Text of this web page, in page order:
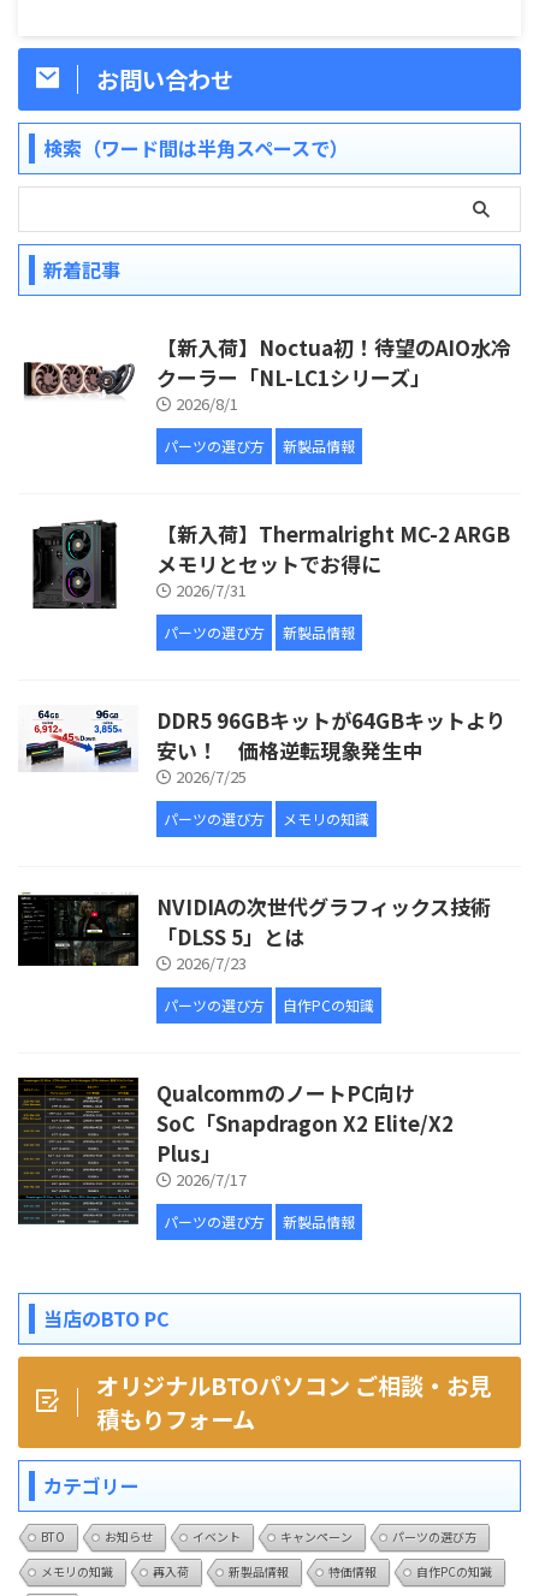
お問い合わせ
検索（ワード間は半角スペースで）
新着記事
【新入荷】Noctua初！待望のAIO水冷
クーラー「NL-LC1シリーズ」
2026/8/1
パーツの選び方 新製品情報
【新入荷】Thermalright MC-2 ARGB
メモリとセットでお得に
2026/7/31
パーツの選び方 新製品情報
DDR5 96GBキットが64GBキットより
安い！ 価格逆転現象発生中
2026/7/25
パーツの選び方 メモリの知識
NVIDIAの次世代グラフィックス技術
「DLSS 5」とは
2026/7/23
パーツの選び方 自作PCの知識
QualcommのノートPC向け
SoC「Snapdragon X2 Elite/X2
Plus」
2026/7/17
パーツの選び方 新製品情報
当店のBTO PC
オリジナルBTOパソコン ご相談・お見
積もりフォーム
カテゴリー
BTO お知らせ イベント キャンペーン
パーツの選び方
メモリの知識
再入荷 新製品情報 特価情報
自作PCの知識